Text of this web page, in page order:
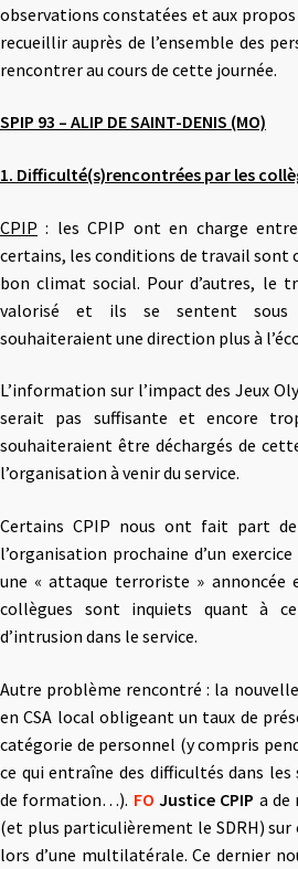
observations constatées et aux
recueillir auprès de l’ensemble des
rencontrer au cours de cette journée.
SPIP 93 – ALIP DE SAINT-DENIS (MO)
1. Difficulté(s)rencontrées par les
CPIP : les CPIP ont en charge
certains, les conditions de travail sont
bon climat social. Pour d’autres, le
valorisé et ils se sentent sous
souhaiteraient une direction plus à
L’information sur l’impact des Jeux
serait pas suffisante et encore
souhaiteraient être déchargés de
l’organisation à venir du service.
Certains CPIP nous ont fait part
l’organisation prochaine d’un
une « attaque terroriste » annoncée
collègues sont inquiets quant à
d’intrusion dans le service.
Autre problème rencontré : la
en CSA local obligeant un taux de
catégorie de personnel (y compris
ce qui entraîne des difficultés dans les
de formation…). FO Justice CPIP a de
(et plus particulièrement le SDRH) sur
lors d’une multilatérale. Ce dernier